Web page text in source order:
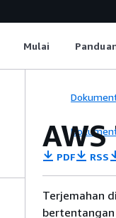
Mulai
PDF RSS
Terjemahan
bertentangan